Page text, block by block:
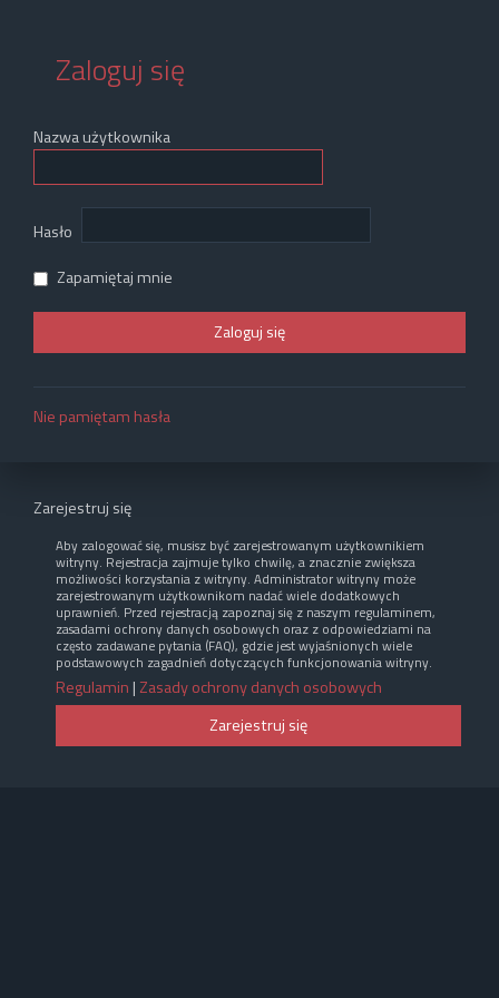
Zaloguj się
Nazwa użytkownika
Hasło
Zapamiętaj mnie
Nie pamiętam hasła
Zarejestruj się
Aby zalogować się, musisz być zarejestrowanym użytkownikiem
witryny. Rejestracja zajmuje tylko chwilę, a znacznie zwiększa
możliwości korzystania z witryny. Administrator witryny może
zarejestrowanym użytkownikom nadać wiele dodatkowych
uprawnień. Przed rejestracją zapoznaj się z naszym regulaminem,
zasadami ochrony danych osobowych oraz z odpowiedziami na
często zadawane pytania (FAQ), gdzie jest wyjaśnionych wiele
podstawowych zagadnień dotyczących funkcjonowania witryny.
Regulamin | Zasady ochrony danych osobowych
Zarejestruj się